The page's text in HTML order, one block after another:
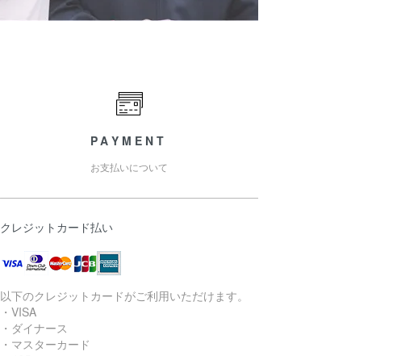
PAYMENT
お支払いについて
クレジットカード払い
以下のクレジットカードがご利用いただけます。
・VISA
・ダイナース
・マスターカード